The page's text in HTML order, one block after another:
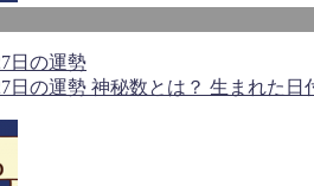
日の運勢
日の運勢 神秘数とは？ 生まれた